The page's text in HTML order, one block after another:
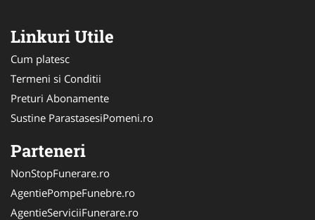
Linkuri Utile
Cum platesc
Termeni si Conditii
Preturi Abonamente
Sustine ParastasesiPomeni.ro
Parteneri
NonStopFunerare.ro
AgentiePompeFunebre.ro
AgentieServiciiFunerare.ro